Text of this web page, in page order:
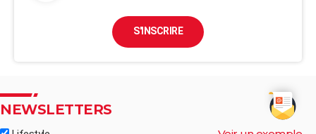
S'INSCRIRE
NEWSLETTERS